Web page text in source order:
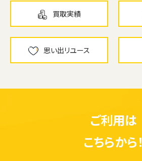
買取実績
思い出リユース
ご利用は
こちらから！